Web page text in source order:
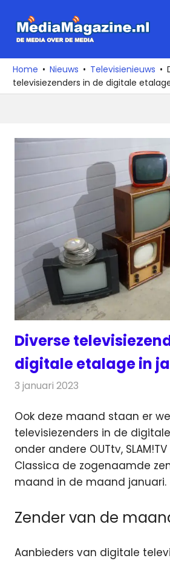
naar
media
over
de
Home Nieuws Televisienieuws
televisiezenders in de digitale
Diverse
digitale etalage in
3 januari 2023
Ook deze maand staan er
televisiezenders in de
onder andere OUTtv,
Classica de zogenaamde
maand in de maand januari.
Zender van de
Aanbieders van digitale